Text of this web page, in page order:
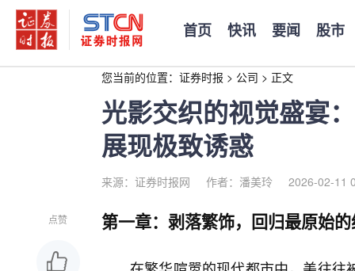
首页 快讯 要闻 股市
您当前的位置： 证券时报 > 公司 > 正文
光影交织的视觉盛宴
展现极致诱惑
来源：证券时报网 作者：潘美玲 2026-02-11
点赞 第一章：剥落繁饰，回归最原始